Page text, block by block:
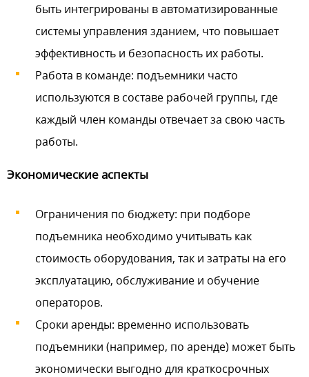
быть интегрированы в автоматизированные
системы управления зданием, что повышает
эффективность и безопасность их работы.
Работа в команде: подъемники часто
используются в составе рабочей группы, где
каждый член команды отвечает за свою часть
работы.
Экономические аспекты
Ограничения по бюджету: при подборе
подъемника необходимо учитывать как
стоимость оборудования, так и затраты на его
эксплуатацию, обслуживание и обучение
операторов.
Сроки аренды: временно использовать
подъемники (например, по аренде) может быть
экономически выгодно для краткосрочных